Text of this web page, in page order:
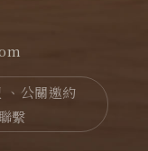
、公關邀約
繫